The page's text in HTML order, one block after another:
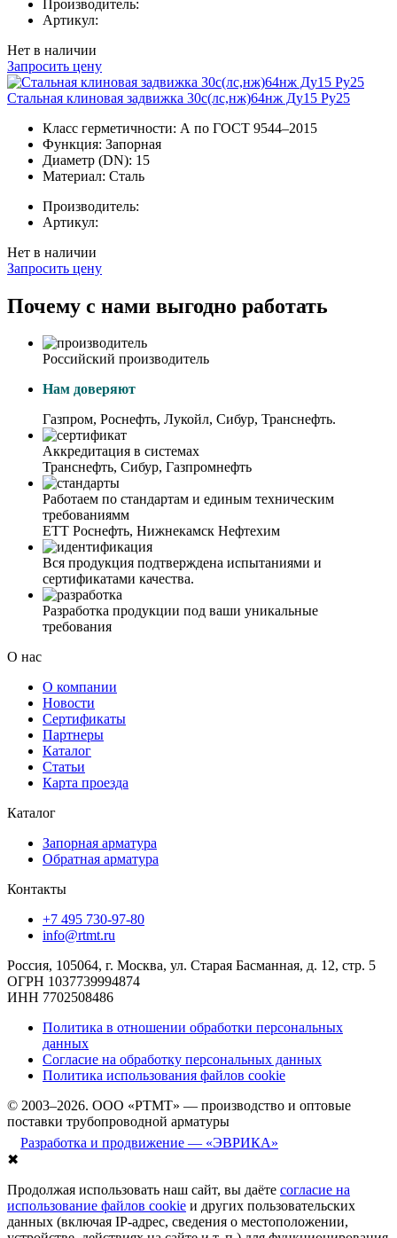
Производитель:
Артикул:
Нет в наличии
Запросить цену
Стальная клиновая задвижка 30с(лс,нж)64нж Ду15 Ру25
Класс герметичности: А по ГОСТ 9544–2015
Функция: Запорная
Диаметр (DN): 15
Материал: Сталь
Производитель:
Артикул:
Нет в наличии
Запросить цену
Почему с нами выгодно работать
Российский производитель
Нам доверяют
Газпром, Роснефть, Лукойл, Сибур, Транснефть.
Аккредитация в системах
Транснефть, Сибур, Газпромнефть
Работаем по стандартам и единым техническим
требованиямм
ЕТТ Роснефть, Нижнекамск Нефтехим
Вся продукция подтверждена испытаниями и
сертификатами качества.
Разработка продукции под ваши уникальные
требования
О нас
О компании
Новости
Сертификаты
Партнеры
Каталог
Статьи
Карта проезда
Каталог
Запорная арматура
Обратная арматура
Контакты
+7 495 730-97-80
info@rtmt.ru
Россия, 105064, г. Москва, ул. Старая Басманная, д. 12, стр. 5
ОГРН 1037739994874
ИНН 7702508486
Политика в отношении обработки персональных
данных
Согласие на обработку персональных данных
Политика использования файлов cookie
© 2003–2026. ООО «РТМТ» — производство и оптовые
поставки трубопроводной арматуры
Разработка и продвижение — «ЭВРИКА»
✖
Продолжая использовать наш сайт, вы даёте согласие на
использование файлов cookie и других пользовательских
данных (включая IP-адрес, сведения о местоположении,